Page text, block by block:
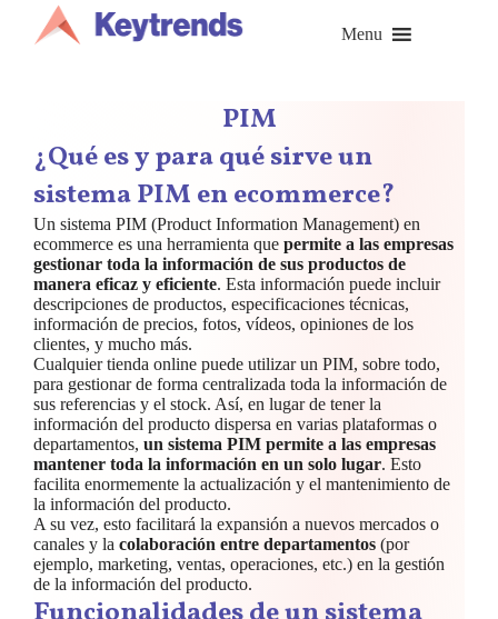
contenido
Menu
PIM
¿Qué es y para qué sirve un
sistema PIM en ecommerce?
Un sistema PIM (Product Information Management) en
ecommerce es una herramienta que permite a las empresas
gestionar toda la información de sus productos de
manera eficaz y eficiente. Esta información puede incluir
descripciones de productos, especificaciones técnicas,
información de precios, fotos, vídeos, opiniones de los
clientes, y mucho más.
Cualquier tienda online puede utilizar un PIM, sobre todo,
para gestionar de forma centralizada toda la información de
sus referencias y el stock. Así, en lugar de tener la
información del producto dispersa en varias plataformas o
departamentos, un sistema PIM permite a las empresas
mantener toda la información en un solo lugar. Esto
facilita enormemente la actualización y el mantenimiento de
la información del producto.
A su vez, esto facilitará la expansión a nuevos mercados o
canales y la colaboración entre departamentos (por
ejemplo, marketing, ventas, operaciones, etc.) en la gestión
de la información del producto.